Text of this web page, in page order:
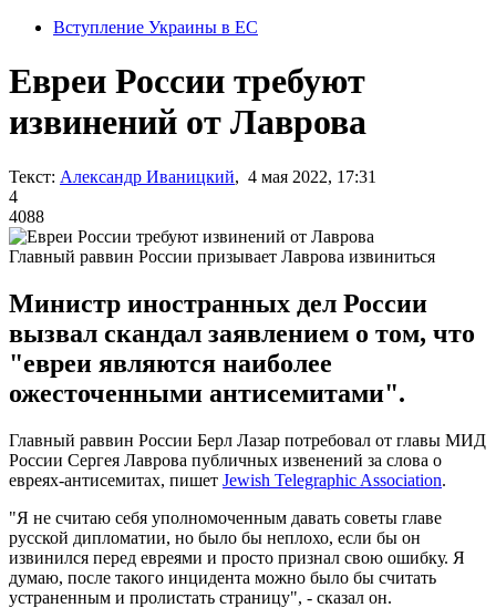
Вступление Украины в ЕС
Евреи России требуют
извинений от Лаврова
Текст: Александр Иваницкий, 4 мая 2022, 17:31
4
4088
Главный раввин России призывает Лаврова извиниться
Министр иностранных дел России
вызвал скандал заявлением о том, что
"евреи являются наиболее
ожесточенными антисемитами".
Главный раввин России Берл Лазар потребовал от главы МИД
России Сергея Лаврова публичных извенений за слова о
евреях-антисемитах, пишет Jewish Telegraphic Association.
"Я не считаю себя уполномоченным давать советы главе
русской дипломатии, но было бы неплохо, если бы он
извинился перед евреями и просто признал свою ошибку. Я
думаю, после такого инцидента можно было бы считать
устраненным и пролистать страницу", - сказал он.